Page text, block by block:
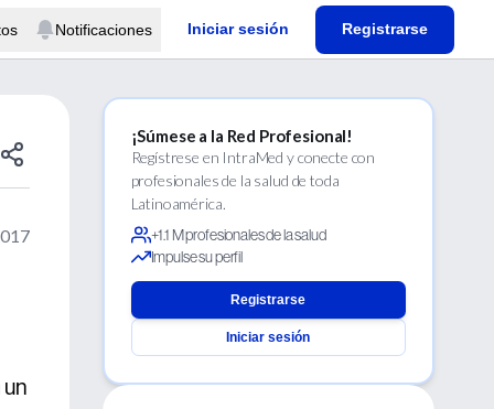
Notificaciones Iniciar sesión Registrarse
¡Súmese a la Red Profesional!
Regístrese en IntraMed y conecte con
profesionales de la salud de toda
Latinoamérica.
+1.1 M profesionales de la salud
Impulse su perfil
Registrarse
Iniciar sesión